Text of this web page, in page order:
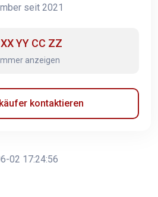
seit 2021
XX YY CC ZZ
anzeigen
kontaktieren
02 17:24:56